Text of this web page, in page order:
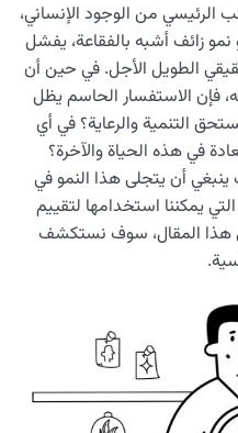
الرئيسي من الوجود الإنساني،
زائف أشبه بالفقاعة، يفشل
الطويل الأجل. في حين أن
فإن الاستفسار الحاسم يظل
التنمية والرعاية؟ في أي
في هذه الحياة والآخرة؟
أن يتجلى هذا النمو في
يمكننا استخدامها لتقييم
هذا المقال، سوف نستكشف